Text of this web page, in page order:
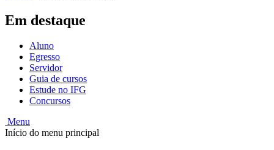
Em destaque
Aluno
Egresso
Servidor
Guia de cursos
Estude no IFG
Concursos
Menu
Início do menu principal